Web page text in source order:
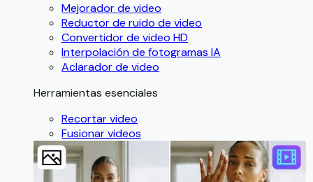
Mejorador de video
Reductor de ruido de video
Convertidor de video HD
Interpolación de fotogramas IA
Aclarador de video
Herramientas esenciales
Recortar video
Fusionar videos